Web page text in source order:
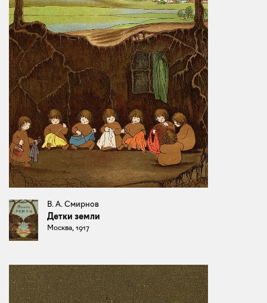
В. А. Смирнов
Детки земли
Москва, 1917